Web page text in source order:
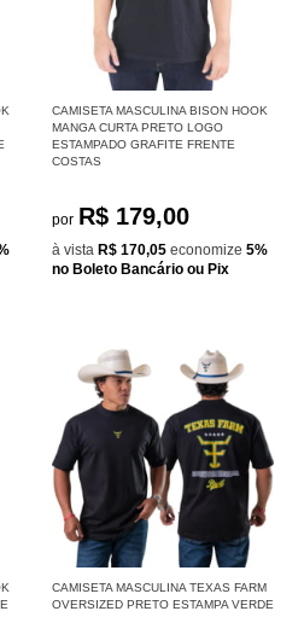
CAMISETA MASCULINA BISON HOOK
MANGA CURTA PRETO LOGO
ESTAMPADO GRAFITE FRENTE
COSTAS
por R$ 179,00
à vista R$ 170,05 economize 5%
no Boleto Bancário ou Pix
CAMISETA MASCULINA TEXAS FARM
OVERSIZED PRETO ESTAMPA VERDE